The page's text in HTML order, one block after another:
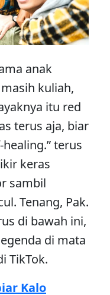
anak
kuliah,
itu red
terus aja, biar
terus
keras
sambil
Tenang, Pak.
di bawah ini,
di mata
TikTok.
Kalo